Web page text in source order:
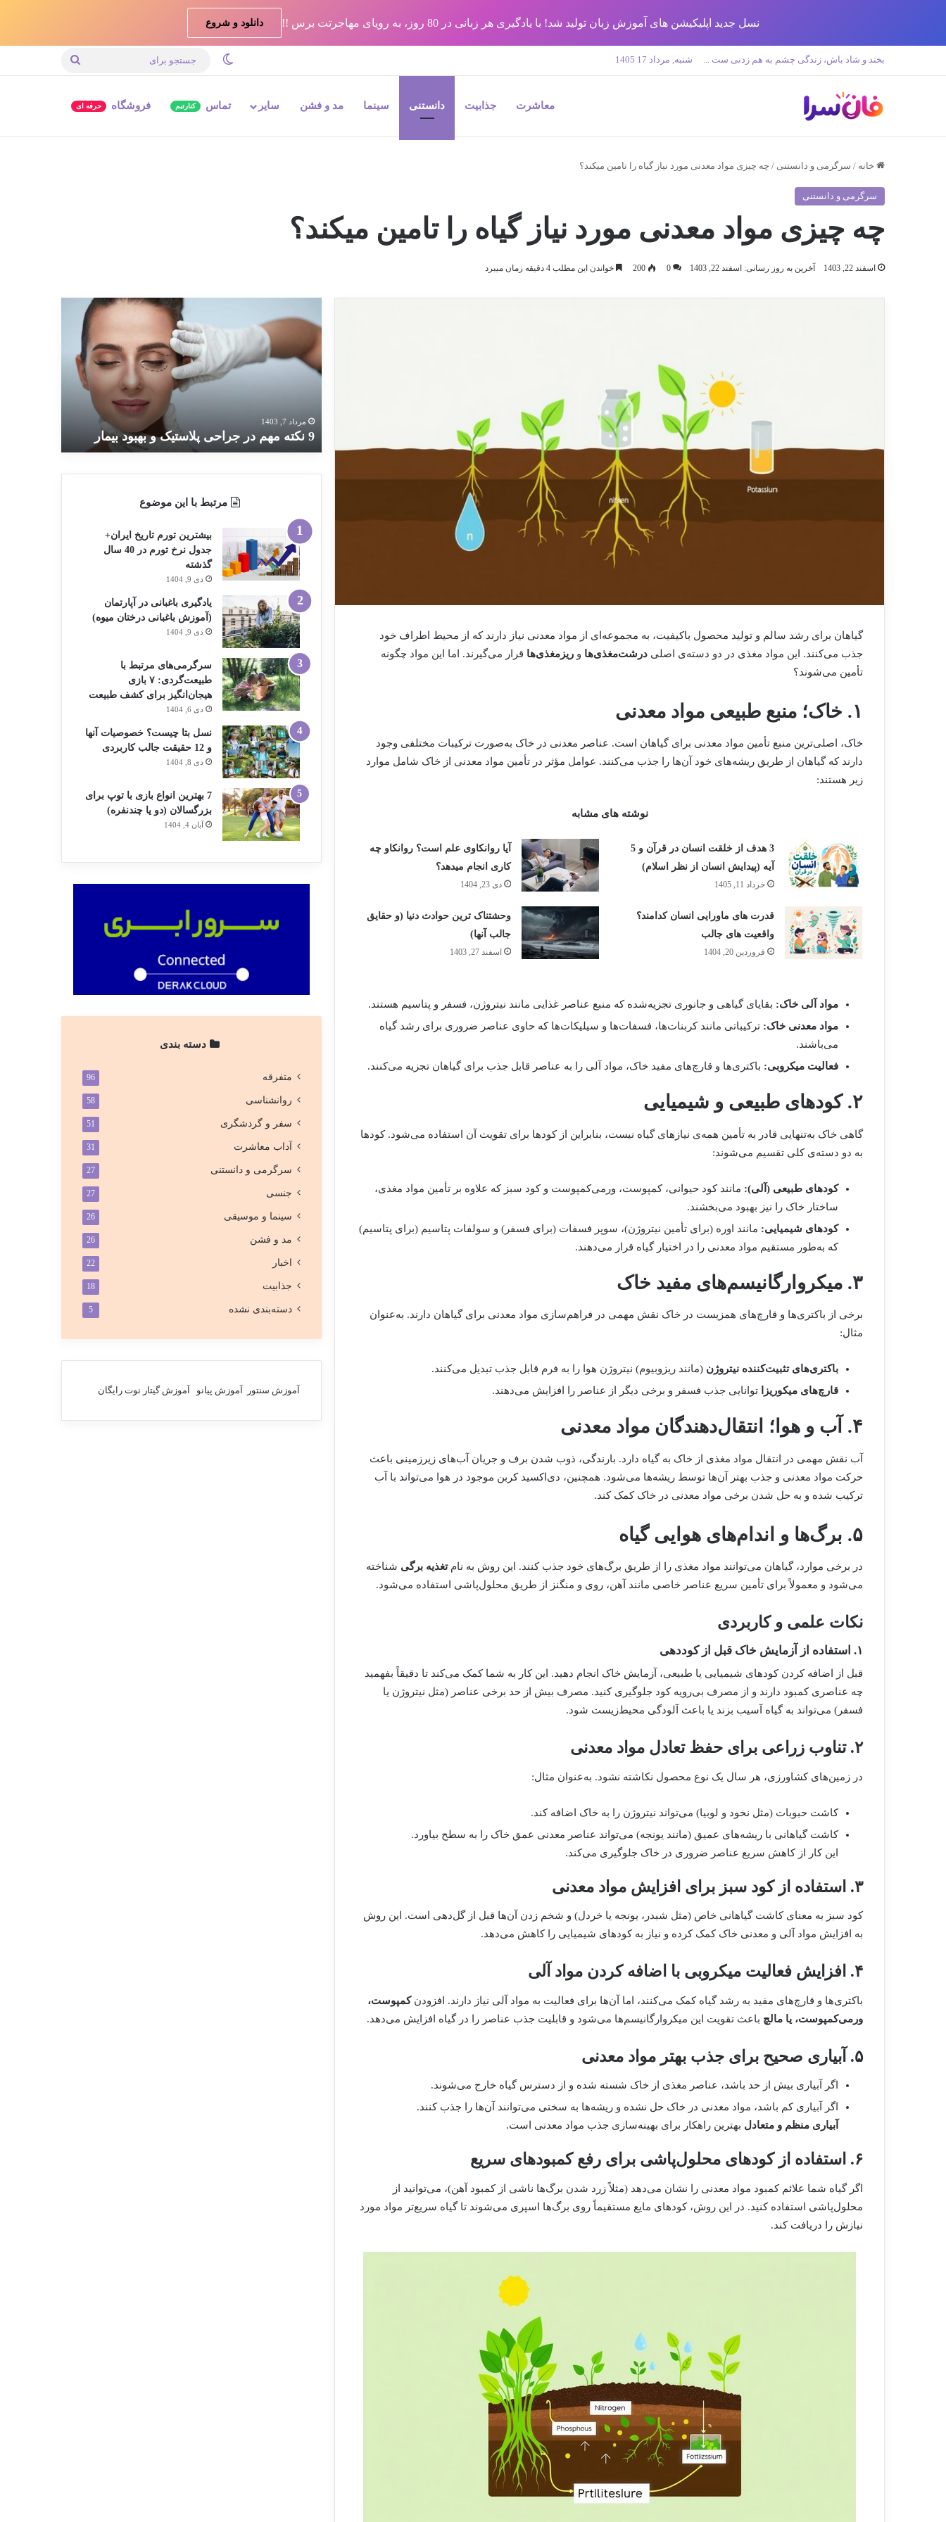
نسل جدید اپلیکیشن های آموزش زبان تولید شد! با یادگیری هر زبانی در 80 روز، به رویای مهاجرتت برس !! دانلود و شروع
بخند و شاد باش، زندگی چشم به هم زدنی ست ... شنبه, مرداد 17 1405 تغییر پوسته جستجو
معاشرت
جذابیت دانستنی سینما مد و فشن سایر تماس کنارتیم فروشگاه حرفه ای
خانه / سرگرمی و دانستنی / چه چیزی مواد معدنی مورد نیاز گیاه را تامین میکند؟
سرگرمی و دانستنی
چه چیزی مواد معدنی مورد نیاز گیاه را تامین میکند؟
اسفند 22, 1403 آخرین به روز رسانی: اسفند 22, 1403 0
200 خواندن این مطلب 4 دقیقه زمان میبرد
گیاهان برای رشد سالم و تولید محصول باکیفیت، به مجموعه‌ای از مواد معدنی نیاز دارند که از محیط اطراف خود
جذب می‌کنند. این مواد مغذی در دو دسته‌ی اصلی درشت‌مغذی‌ها و ریز‌مغذی‌ها قرار می‌گیرند. اما این مواد چگونه
تأمین می‌شوند؟
۱. خاک؛ منبع طبیعی مواد معدنی
خاک، اصلی‌ترین منبع تأمین مواد معدنی برای گیاهان است. عناصر معدنی در خاک به‌صورت ترکیبات مختلفی وجود
دارند که گیاهان از طریق ریشه‌های خود آن‌ها را جذب می‌کنند. عوامل مؤثر در تأمین مواد معدنی از خاک شامل موارد
زیر هستند:
نوشته های مشابه
3 هدف از خلقت انسان در قرآن و 5
آیه (پیدایش انسان از نظر اسلام)
خرداد 11, 1405
آیا روانکاوی علم است؟ روانکاو چه
کاری انجام میدهد؟
دی 23, 1404
قدرت های ماورایی انسان کدامند؟
واقعیت های جالب
فروردین 20, 1404
وحشتناک ترین حوادث دنیا (و حقایق
جالب آنها)
اسفند 27, 1403
مواد آلی خاک: بقایای گیاهی و جانوری تجزیه‌شده که منبع عناصر غذایی مانند نیتروژن، فسفر و پتاسیم هستند.
مواد معدنی خاک: ترکیباتی مانند کربنات‌ها، فسفات‌ها و سیلیکات‌ها که حاوی عناصر ضروری برای رشد گیاه
می‌باشند.
فعالیت میکروبی: باکتری‌ها و قارچ‌های مفید خاک، مواد آلی را به عناصر قابل جذب برای گیاهان تجزیه می‌کنند.
۲. کودهای طبیعی و شیمیایی
گاهی خاک به‌تنهایی قادر به تأمین همه‌ی نیازهای گیاه نیست، بنابراین از کودها برای تقویت آن استفاده می‌شود. کودها
به دو دسته‌ی کلی تقسیم می‌شوند:
کودهای طبیعی (آلی): مانند کود حیوانی، کمپوست، ورمی‌کمپوست و کود سبز که علاوه بر تأمین مواد مغذی،
ساختار خاک را نیز بهبود می‌بخشند.
کودهای شیمیایی: مانند اوره (برای تأمین نیتروژن)، سوپر فسفات (برای فسفر) و سولفات پتاسیم (برای پتاسیم)
که به‌طور مستقیم مواد معدنی را در اختیار گیاه قرار می‌دهند.
۳. میکروارگانیسم‌های مفید خاک
برخی از باکتری‌ها و قارچ‌های همزیست در خاک نقش مهمی در فراهم‌سازی مواد معدنی برای گیاهان دارند. به‌عنوان
مثال:
باکتری‌های تثبیت‌کننده نیتروژن (مانند ریزوبیوم) نیتروژن هوا را به فرم قابل جذب تبدیل می‌کنند.
قارچ‌های میکوریزا
توانایی جذب فسفر و برخی دیگر از عناصر را افزایش می‌دهند.
۴. آب و هوا؛ انتقال‌دهندگان مواد معدنی
آب نقش مهمی در انتقال مواد مغذی از خاک به گیاه دارد. بارندگی، ذوب شدن برف و جریان آب‌های زیرزمینی باعث
حرکت مواد معدنی و جذب بهتر آن‌ها توسط ریشه‌ها می‌شود. همچنین، دی‌اکسید کربن موجود در هوا می‌تواند با آب
ترکیب شده و به حل شدن برخی مواد معدنی در خاک کمک کند.
۵. برگ‌ها و اندام‌های هوایی گیاه
در برخی موارد، گیاهان می‌توانند مواد مغذی را از طریق برگ‌های خود جذب کنند. این روش به نامتغذیه برگی شناخته
می‌شود و معمولاً برای تأمین سریع عناصر خاصی مانند آهن، روی و منگنز از طریق محلول‌پاشی استفاده می‌شود.
نکات علمی و کاربردی
۱. استفاده از آزمایش خاک قبل از کوددهی
قبل از اضافه کردن کودهای شیمیایی یا طبیعی، آزمایش خاک انجام دهید. این کار به شما کمک می‌کند تا دقیقاً بفهمید
چه عناصری کمبود دارند و از مصرف بی‌رویه کود جلوگیری کنید. مصرف بیش از حد برخی عناصر (مثل نیتروژن یا
فسفر) می‌تواند به گیاه آسیب بزند یا باعث آلودگی محیط‌زیست شود.
۲. تناوب زراعی برای حفظ تعادل مواد معدنی
در زمین‌های کشاورزی، هر سال یک نوع محصول نکاشته نشود. به‌عنوان مثال:
کاشت حبوبات (مثل نخود و لوبیا) می‌تواند نیتروژن را به خاک اضافه کند.
کاشت گیاهانی با ریشه‌های عمیق (مانند یونجه) می‌تواند عناصر معدنی عمق خاک را به سطح بیاورد.
این کار از کاهش سریع عناصر ضروری در خاک جلوگیری می‌کند.
۳. استفاده از کود سبز برای افزایش مواد معدنی
کود سبز به معنای کاشت گیاهانی خاص (مثل شبدر، یونجه یا خردل) و شخم زدن آن‌ها قبل از گل‌دهی است. این روش
به افزایش مواد آلی و معدنی خاک کمک کرده و نیاز به کودهای شیمیایی را کاهش می‌دهد.
۴. افزایش فعالیت میکروبی با اضافه کردن مواد آلی
باکتری‌ها و قارچ‌های مفید به رشد گیاه کمک می‌کنند، اما آن‌ها برای فعالیت به مواد آلی نیاز دارند. افزودنکمپوست،
ورمی‌کمپوست، یا مالچ باعث تقویت این میکروارگانیسم‌ها می‌شود و قابلیت جذب عناصر را در گیاه افزایش می‌دهد.
۵. آبیاری صحیح برای جذب بهتر مواد معدنی
اگر آبیاری بیش از حد باشد، عناصر مغذی از خاک شسته شده و از دسترس گیاه خارج می‌شوند.
اگر آبیاری کم باشد، مواد معدنی در خاک حل نشده و ریشه‌ها به سختی می‌توانند آن‌ها را جذب کنند.
آبیاری منظم و متعادل بهترین راهکار برای بهینه‌سازی جذب مواد معدنی است.
۶. استفاده از کودهای محلول‌پاشی برای رفع کمبودهای سریع
اگر گیاه شما علائم کمبود مواد معدنی را نشان می‌دهد (مثلاً زرد شدن برگ‌ها ناشی از کمبود آهن)، می‌توانید از
محلول‌پاشی استفاده کنید. در این روش، کودهای مایع مستقیماً روی برگ‌ها اسپری می‌شوند تا گیاه سریع‌تر مواد مورد
نیازش را دریافت کند.
نکته
مهم
در
جراحی
پلاستیک
بیمارمرداد 7, 1403
9 نکته مهم در جراحی پلاستیک و بهبود بیمار
مرتبط با این موضوع
بیشترین تورم تاریخ ایران+
جدول نرخ تورم در 40 سال
گذشته
دی 9, 1404
یادگیری باغبانی در آپارتمان
(آموزش باغبانی درختان میوه)
دی 9, 1404
سرگرمی‌های مرتبط با
طبیعت‌گردی: ۷ بازی
هیجان‌انگیز برای کشف طبیعت
دی 6, 1404
نسل بتا چیست؟ خصوصیات آنها
و 12 حقیقت جالب کاربردی
دی 8, 1404
7 بهترین انواع بازی با توپ برای
بزرگسالان (دو یا چندنفره)
آبان 4, 1404
دسته بندی
متفرقه 96
روانشناسی 58
سفر و گردشگری 51
آداب معاشرت 31
سرگرمی و دانستنی 27
جنسی 27
سینما و موسیقی 26
مد و فشن 26
اخبار 22
جذابیت 18
دسته‌بندی نشده 5
آموزش سنتور آموزش پیانو آموزش گیتار نوت رایگان